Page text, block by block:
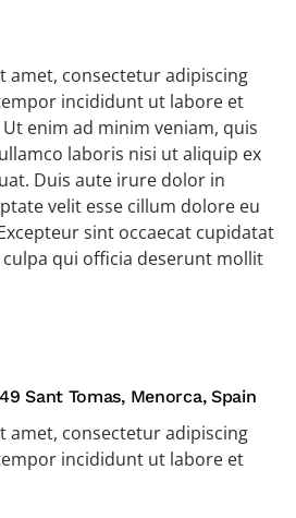
amet, consectetur adipiscing
incididunt ut labore et
enim ad minim veniam, quis
laboris nisi ut aliquip ex
Duis aute irure dolor in
velit esse cillum dolore eu
sint occaecat cupidatat
qui officia deserunt mollit
Sant Tomas, Menorca, Spain
amet, consectetur adipiscing
incididunt ut labore et